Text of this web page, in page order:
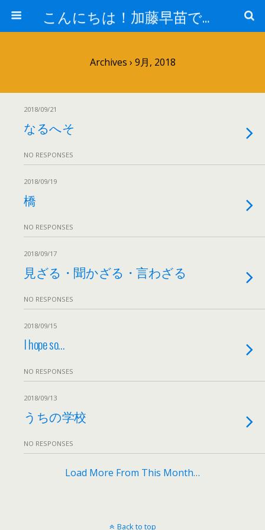
こんにちは！加藤早苗です。
Archives › 9月, 2018
2018/09/21
なるへそ
NO RESPONSES
2018/09/19
橋
NO RESPONSES
2018/09/17
見ざる・聞かざる・言わざる
NO RESPONSES
2018/09/15
I hope so…
NO RESPONSES
2018/09/13
うちの学校
NO RESPONSES
Load More From This Month…
Back to top